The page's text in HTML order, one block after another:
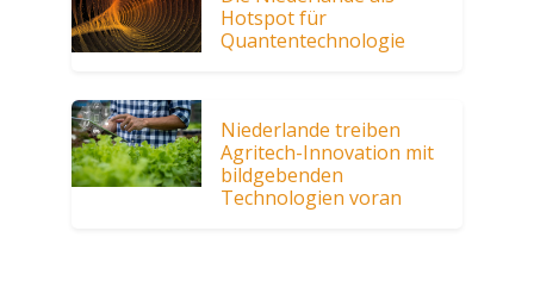
Hotspot für
Quantentechnologie
Niederlande treiben
Agritech-Innovation mit
bildgebenden
Technologien voran